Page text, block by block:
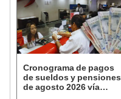
Cronograma de pagos
de sueldos y pensiones
de agosto 2026 vía